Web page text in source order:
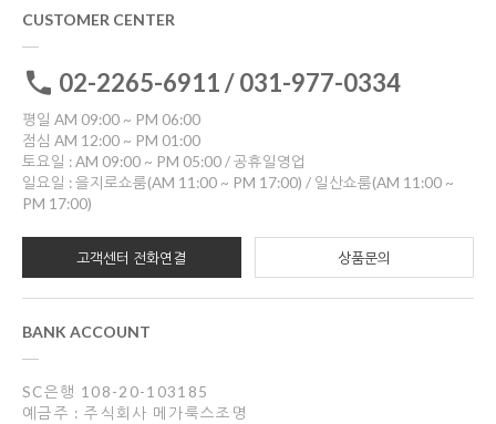
CUSTOMER CENTER
02-2265-6911 / 031-977-0334
평일 AM 09:00 ~ PM 06:00
점심 AM 12:00 ~ PM 01:00
토요일 : AM 09:00 ~ PM 05:00 / 공휴일영업
일요일 : 을지로쇼룸(AM 11:00 ~ PM 17:00) / 일산쇼룸(AM 11:00 ~
PM 17:00)
고객센터 전화연결 상품문의
BANK ACCOUNT
SC은행 108-20-103185
예금주 : 주식회사 메가룩스조명